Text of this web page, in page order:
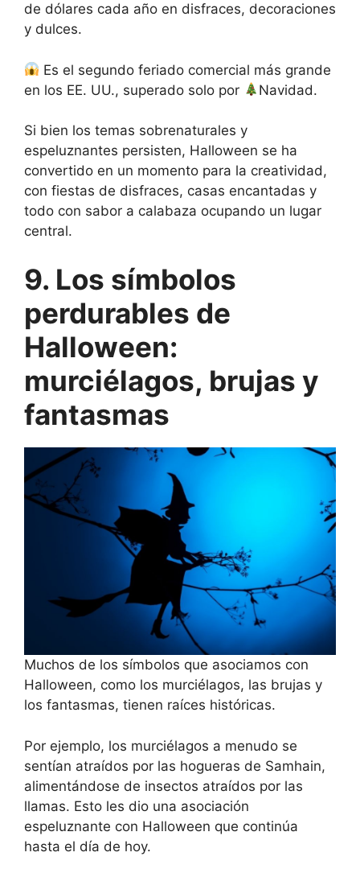
de dólares cada año en disfraces, decoraciones
y dulces.
Es el segundo feriado comercial más grande
en los EE. UU., superado solo por
Navidad.
Si bien los temas sobrenaturales y
espeluznantes persisten, Halloween se ha
convertido en un momento para la creatividad,
con fiestas de disfraces, casas encantadas y
todo con sabor a calabaza ocupando un lugar
central.
9. Los símbolos
perdurables de
Halloween:
murciélagos, brujas y
fantasmas
Muchos de los símbolos que asociamos con
Halloween, como los murciélagos, las brujas y
los fantasmas, tienen raíces históricas.
Por ejemplo, los murciélagos a menudo se
sentían atraídos por las hogueras de Samhain,
alimentándose de insectos atraídos por las
llamas. Esto les dio una asociación
espeluznante con Halloween que continúa
hasta el día de hoy.